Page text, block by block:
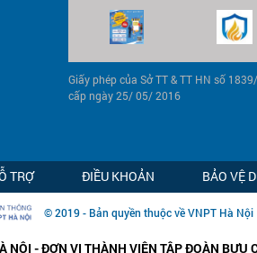
Giấy phép của Sở TT & TT HN số
cấp ngày 25/ 05/ 2016
TRỢ ĐIỀU KHOẢN BẢO VỆ
© 2019 - Bản quyền thuộc về VNPT Hà Nội
NỘI - ĐƠN VỊ THÀNH VIÊN TẬP ĐOÀN BƯU